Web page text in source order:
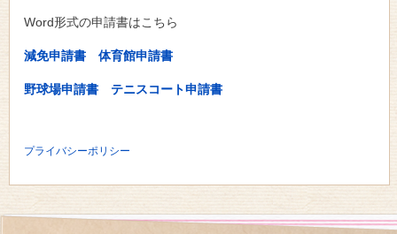
Word形式の申請書はこちら
減免申請書 体育館申請書
野球場申請書 テニスコート申請書
プライバシーポリシー